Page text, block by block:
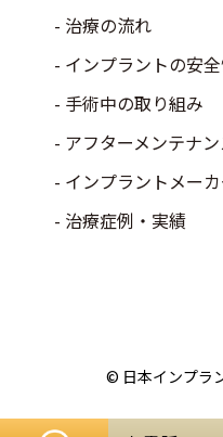
治療の流れ
インプラントの安
手術中の取り組み
アフターメンテナン
インプラントメー
治療症例・実績
© 日本インプラ